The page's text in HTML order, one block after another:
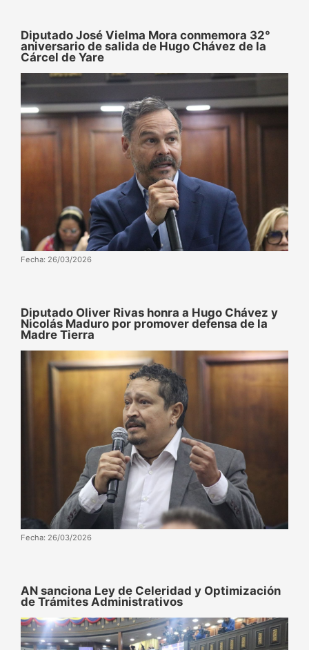
Diputado José Vielma Mora conmemora 32°
aniversario de salida de Hugo Chávez de la
Cárcel de Yare
Fecha: 26/03/2026
Diputado Oliver Rivas honra a Hugo Chávez y
Nicolás Maduro por promover defensa de la
Madre Tierra
Fecha: 26/03/2026
AN sanciona Ley de Celeridad y Optimización
de Trámites Administrativos